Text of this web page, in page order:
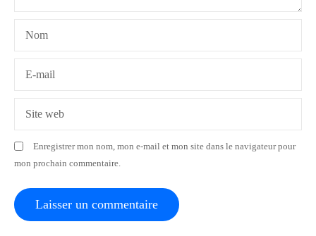
t
i
c
l
Nom
E-mail
Site web
Enregistrer mon nom, mon e-mail et mon site dans le navigateur pour
mon prochain commentaire.